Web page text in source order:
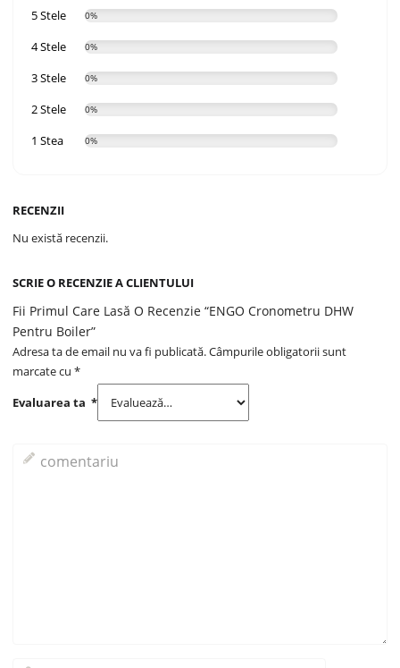
5 Stele
0%
4 Stele 0%
3 Stele 0%
2 Stele 0%
1 Stea 0%
RECENZII
Nu există recenzii.
SCRIE O RECENZIE A CLIENTULUI
Fii Primul Care Lasă O Recenzie “ENGO Cronometru DHW
Pentru Boiler”
Adresa ta de email nu va fi publicată.Câmpurile obligatorii sunt
marcate cu*
Evaluarea ta*